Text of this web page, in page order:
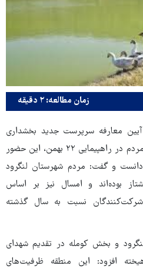
زمان مطالعه: ۲ دقیقه
معارفه سرپرست جدید بخشداری
کومله با قدردانی از حضور گسترده مردم در راهپیمایی ۲۲ بهمن، این حضور
دانست و گفت: مردم شهرستان لنگرود
بوده‌اند و امسال نیز بر اساس
نسبت به سال گذشته
و بخش کومله در تقدیم شهدای
افزود: این منطقه ظرفیت‌های